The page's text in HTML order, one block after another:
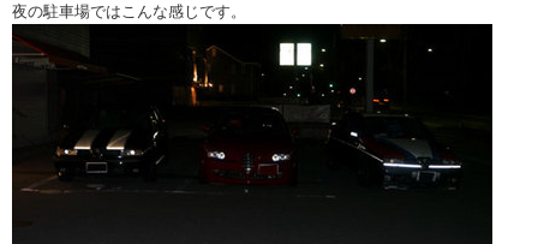
夜の駐車場ではこんな感じです。